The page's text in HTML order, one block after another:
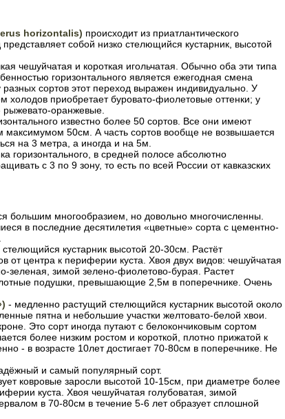
horizontalis) происходит из приатлантического
собой низко стелющийся кустарник, высотой
чешуйчатая и короткая игольчатая. Обычно оба эти типа
горизонтального является ежегодная смена
сортов этот переход выражен индивидуально. У
холодов приобретает буровато-фиолетовые оттенки; у
оранжевые.
известно более 50 сортов. Все они имеют
максимумом 50см. А часть сортов вообще не возвышается
на 3 метра, а иногда и на 5м.
горизонтального, в средней полосе абсолютно
с 3 по 9 зону, то есть по всей России от кавказских
большим многообразием, но довольно многочисленны.
в последние десятилетия «цветные» сорта с цементно-
стелющийся кустарник высотой 20-30см. Растёт
от центра к периферии куста. Хвоя двух видов: чешуйчатая
зеленая, зимой зелено-фиолетово-бурая. Растет
подушки, превышающие 2,5м в поперечнике. Очень
- медленно растущий стелющийся кустарник высотой около
пятна и небольшие участки желтовато-белой хвои.
Это сорт иногда путают с белокончиковым сортом
более низким ростом и короткой, плотно прижатой к
- в возрасте 10лет достигает 70-80см в поперечнике. Не
и самый популярный сорт.
ковровые заросли высотой 10-15см, при диаметре более
куста. Хвоя чешуйчатая голубоватая, зимой
в 70-80см в течение 5-6 лет образует сплошной